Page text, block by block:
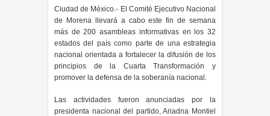
Ciudad de México.- El Comité Ejecutivo Nacional
de Morena llevará a cabo este fin de semana
más de 200 asambleas informativas en los 32
estados del país como parte de una estrategia
nacional orientada a fortalecer la difusión de los
principios de la Cuarta Transformación y
promover la defensa de la soberanía nacional.
Las actividades fueron anunciadas por la
presidenta nacional del partido, Ariadna Montiel